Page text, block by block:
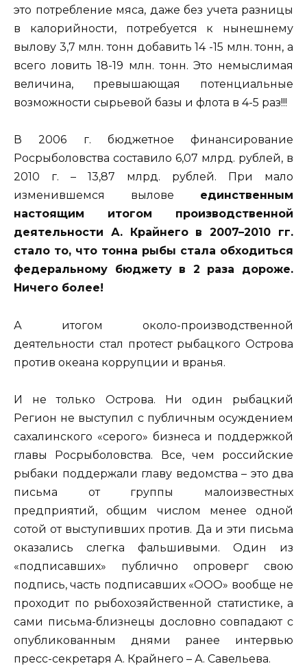
это потребление мяса, даже без учета разницы
в калорийности, потребуется к нынешнему
вылову 3,7 млн. тонн добавить 14 -15 млн. тонн, а
всего ловить 18-19 млн. тонн. Это немыслимая
величина, превышающая потенциальные
возможности сырьевой базы и флота в 4-5 раз!!!
В 2006 г. бюджетное финансирование
Росрыболовства составило 6,07 млрд. рублей, в
2010 г. – 13,87 млрд. рублей. При мало
изменившемся вылове единственным
настоящим итогом производственной
деятельности А. Крайнего в 2007–2010 гг.
стало то, что тонна рыбы стала обходиться
федеральному бюджету в 2 раза дороже.
Ничего более!
А итогом около-производственной
деятельности стал протест рыбацкого Острова
против океана коррупции и вранья.
И не только Острова. Ни один рыбацкий
Регион не выступил с публичным осуждением
сахалинского «серого» бизнеса и поддержкой
главы Росрыболовства. Все, чем российские
рыбаки поддержали главу ведомства – это два
письма от группы малоизвестных
предприятий, общим числом менее одной
сотой от выступивших против. Да и эти письма
оказались слегка фальшивыми. Один из
«подписавших» публично опроверг свою
подпись, часть подписавших «ООО» вообще не
проходит по рыбохозяйственной статистике, а
сами письма-близнецы дословно совпадают с
опубликованным днями ранее интервью
пресс-секретаря А. Крайнего – А. Савельева.